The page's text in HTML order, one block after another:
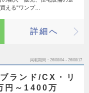
える"ワンプ…
詳細へ
掲載期間 26/08/04～26/08/17
ランド/CX・リ
円～1400万